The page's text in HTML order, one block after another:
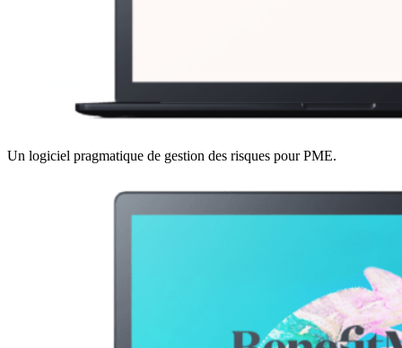
Un logiciel pragmatique de gestion des risques pour PME.